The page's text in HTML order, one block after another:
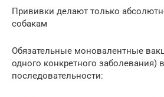
Прививки делают только
собакам
Обязательные моновалентные
одного конкретного заболевания)
последовательности: